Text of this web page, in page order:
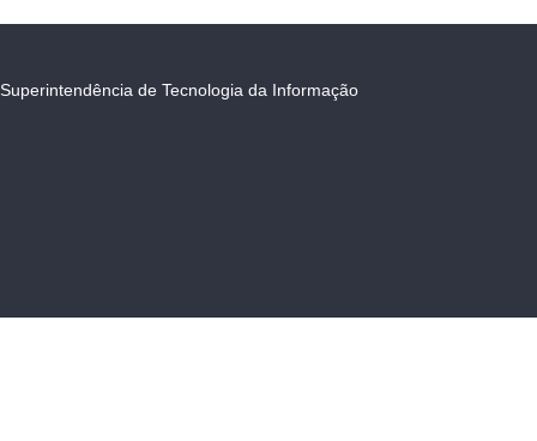
Superintendência de Tecnologia da Informação